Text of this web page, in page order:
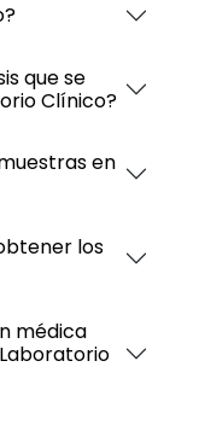
que se
Clínico?
en
los
médica